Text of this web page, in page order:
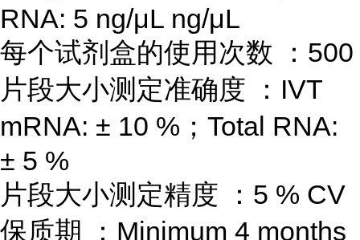
RNA: 5 ng/μL ng/μL
每个试剂盒的使用次数
： 500
片段大小测定准确度
： IVT
mRNA: ± 10 % ； Total RNA:
± 5 %
片段大小测定精度
： 5 % CV
保质期
： Minimum 4 months